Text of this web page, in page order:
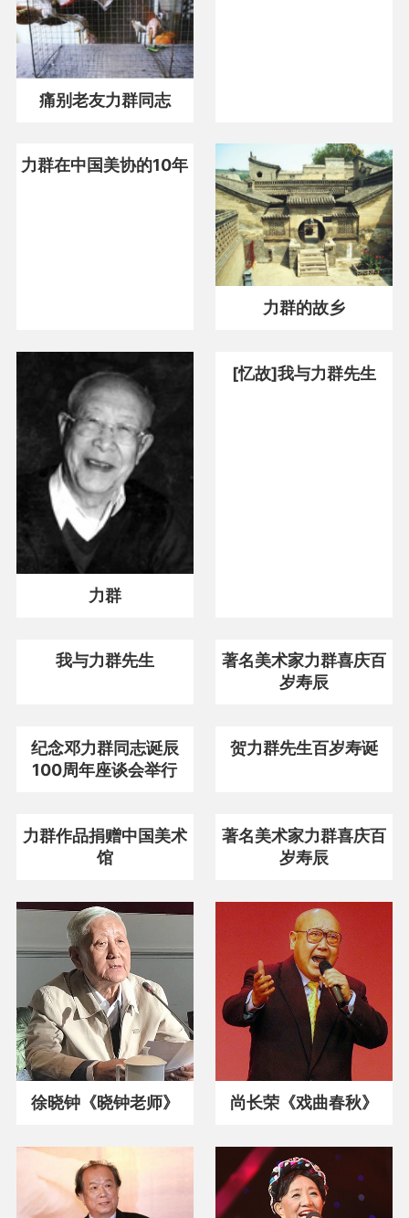
杂技
痛别老友力群同志
力群在中国美协的10年
力群的故乡
力群
[忆故]我与力群先生
我与力群先生
著名美术家力群喜庆百
岁寿辰
纪念邓力群同志诞辰
100周年座谈会举行
贺力群先生百岁寿诞
力群作品捐赠中国美术
馆
著名美术家力群喜庆百
岁寿辰
徐晓钟《晓钟老师》 尚长荣《戏曲春秋》